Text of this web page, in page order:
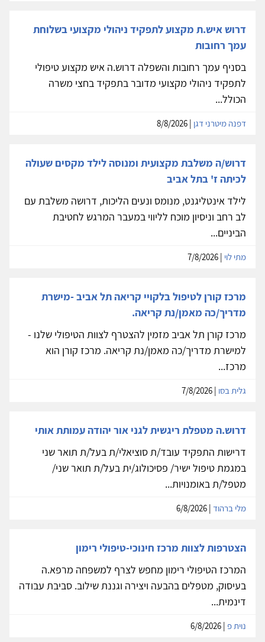
דרוש איש.ת מקצוע לתפקיד ניהולי מקצועי בשלוחת
עמך רחובות
בסניף עמך רחובות והשפלה דרוש.ה איש מקצוע טיפולי
לתפקיד ניהולי מקצועי מדובר בתפקיד בחצי משרה
הכולל...
דפנה מיטרני דגן
דרוש/ה משלבת מקצועית ומנוסה לילד מקסים שעולה
לכיתה ז' בתל אביב
לילד אינטליגנט, מנומס ונעים הליכות, דרושה משלבת עם
לב רחב וניסיון מוכח לליווי במעבר המרגש לחטיבת
הביניים...
מתי לוי
מרכז קורן לטיפול בלקויי קריאה תל אביב -מישרת
מדריך/כה מאמן/נת קריאה.
מרכז קורן תל אביב מזמין להצטרף לצוות הטיפולי שלנו -
למישרת מדריך/כה מאמן/נת קריאה. מרכז קורן הוא
מרכז...
גלית בסו
דרוש.ה מטפלת ריגשית לגני אור יהודה עמותת אותי
דרישות התפקיד עובד/ת סוציאלי/ת בעל/ת תואר שני
במגמת טיפול ישיר/ פסיכולוג/ית בעל/ת תואר שני/
מטפל/ת באומנויות...
מלי ברהוד
הצטרפות לצוות מרכז חינוכי-טיפולי רימון
המרכז הטיפולי רימון מחפש לצרף למשפחה מרפא.ה
בעיסוק, מטפלים בהבעה ויצירה וגננת שילוב. סביבת עבודה
דינמית...
נוית פ